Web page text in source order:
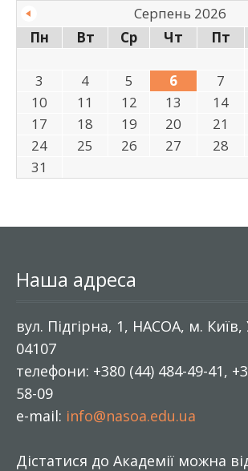
Серпень 2026
Пн
Вт Ср Чт Пт
3
4 5 6 7
10
11 12 13 14
17
18 19 20 21
24
25 26 27 28
31
Наша адреса
вул. Підгірна, 1, НАСОА, м. Київ,
04107
телефони: +380 (44) 484-49-41,
58-09
e-mail: info@nasoa.edu.ua
Дістатися до Академії можна